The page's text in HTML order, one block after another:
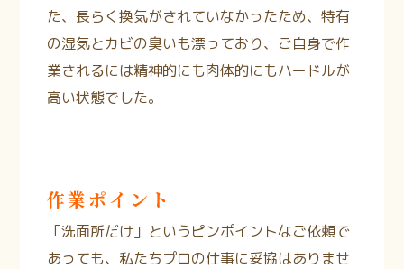
た、長らく換気がされていなかったため、特有
の湿気とカビの臭いも漂っており、ご自身で作
業されるには精神的にも肉体的にもハードルが
高い状態でした。
作業ポイント
「洗面所だけ」というピンポイントなご依頼で
あっても、私たちプロの仕事に妥協はありませ